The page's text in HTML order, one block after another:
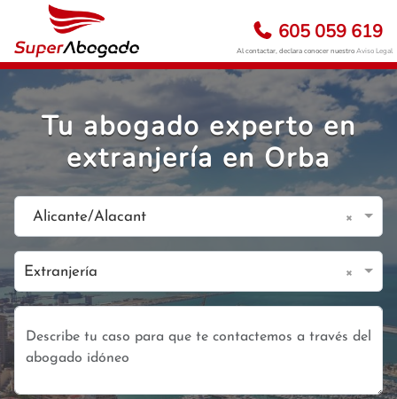
605 059 619
Al contactar, declara conocer nuestroAviso Legal
Tu abogado experto en
extranjería en Orba
Alicante/Alacant ×
Extranjería ×